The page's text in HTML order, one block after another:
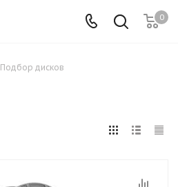
0
Подбор дисков